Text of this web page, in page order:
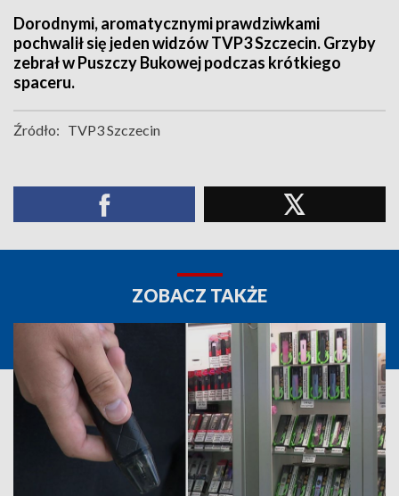
Dorodnymi, aromatycznymi prawdziwkami
pochwalił się jeden widzów TVP3 Szczecin. Grzyby
zebrał w Puszczy Bukowej podczas krótkiego
spaceru.
Źródło: TVP3 Szczecin
ZOBACZ TAKŻE